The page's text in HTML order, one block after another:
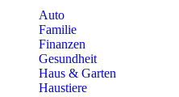
Auto
Familie
Finanzen
Gesundheit
Haus & Garten
Haustiere